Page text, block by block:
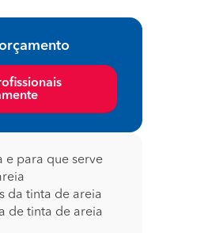
interioresPreço Instalação de painel sandwich
Preço Arquitetos
Preço Controlo de pragas
Preço Pavimentos
Preço Coberturas e telhados
e para que serve
da tinta de areia
de tinta de areia